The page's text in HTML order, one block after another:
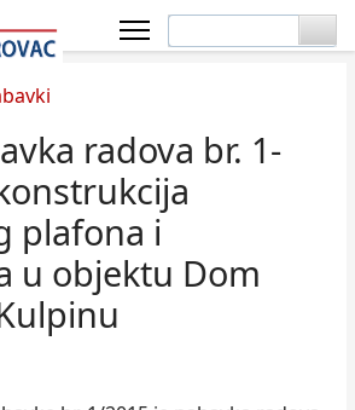
radova br. 1-
plafona i
u objektu Dom